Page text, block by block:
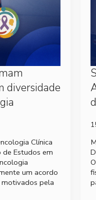
diversidade
Clínica
de Estudos em
um acordo
pela